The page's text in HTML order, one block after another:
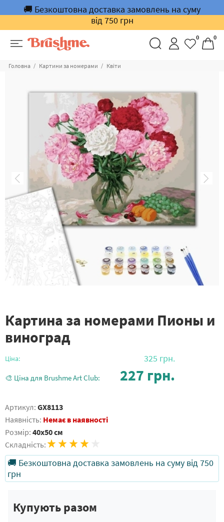
🚚 Безкоштовна доставка замовлень на суму
від 750 грн
0 0
Головна Картини за номерами Квіти
Картина за номерами Пионы и
виноград
Ціна: 325 грн.
🎨 Ціна для Brushme Art Club: 227 грн.
Артикул: GX8113
Наявність: Немає в наявності
Розмір: 40x50 см
Складність:
🚚 Безкоштовна доставка замовлень на суму від 750
грн
Купують разом